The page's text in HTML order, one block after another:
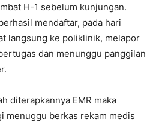
H-1 sebelum kunjungan.
mendaftar, pada hari
langsung ke poliklinik, melapor
dan menunggu panggilan
diterapkannya EMR maka
menuggu berkas rekam medis